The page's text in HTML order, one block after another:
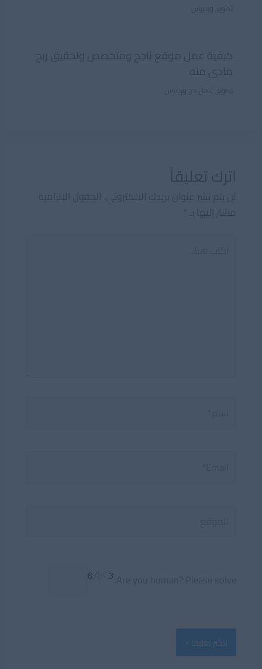
تطوير وردبرس
كيفية عمل موقع ناجح ومتخصص وتحقيق ربح
مادى منه
تطوير عمل حر وردبرس
اترك تعليقاً